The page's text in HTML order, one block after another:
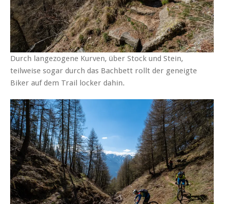
Durch langezogene Kurven, über Stock und Stein,
teilweise sogar durch das Bachbett rollt der geneigte
Biker auf dem Trail locker dahin.